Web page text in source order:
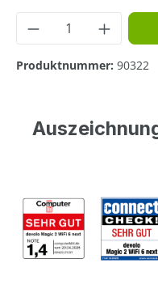
Produkt
Produktnummer: 90322